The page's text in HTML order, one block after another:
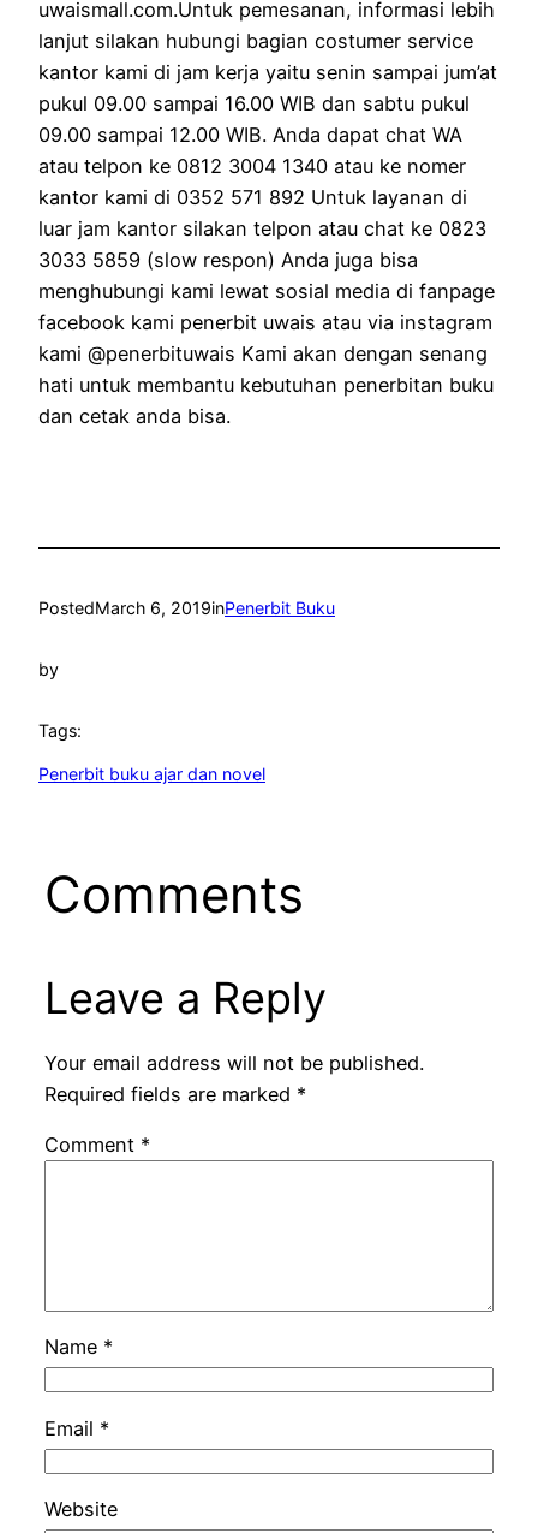
uwaismall.com.Untuk pemesanan, informasi lebih
lanjut silakan hubungi bagian costumer service
kantor kami di jam kerja yaitu senin sampai jum’at
pukul 09.00 sampai 16.00 WIB dan sabtu pukul
09.00 sampai 12.00 WIB. Anda dapat chat WA
atau telpon ke 0812 3004 1340 atau ke nomer
kantor kami di 0352 571 892 Untuk layanan di
luar jam kantor silakan telpon atau chat ke 0823
3033 5859 (slow respon) Anda juga bisa
menghubungi kami lewat sosial media di fanpage
facebook kami penerbit uwais atau via instagram
kami @penerbituwais Kami akan dengan senang
hati untuk membantu kebutuhan penerbitan buku
dan cetak anda bisa.
PostedMarch 6, 2019inPenerbit Buku
by
Tags:
Penerbit buku ajar dan novel
Comments
Leave a Reply
Your email address will not be published.
Required fields are marked *
Comment *
Name *
Email *
Website